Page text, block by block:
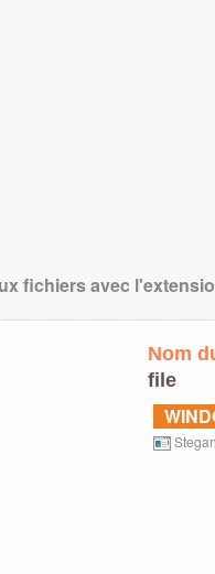
fichiers avec
Nom
file